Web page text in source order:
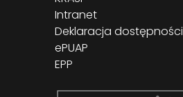
Intranet
Deklaracja dostępności
ePUAP
EPP